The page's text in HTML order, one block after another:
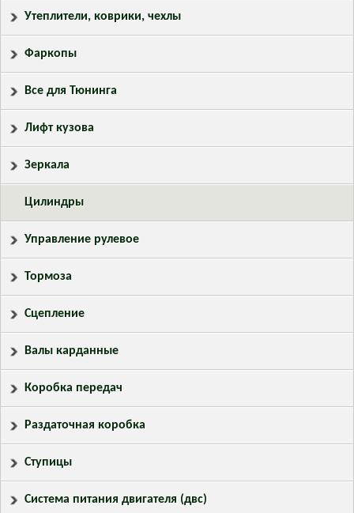
Утеплители, коврики, чехлы
Фаркопы
Все для Тюнинга
Лифт кузова
Зеркала
Цилиндры
Управление рулевое
Тормоза
Сцепление
Валы карданные
Коробка передач
Раздаточная коробка
Ступицы
Система питания двигателя (двс)